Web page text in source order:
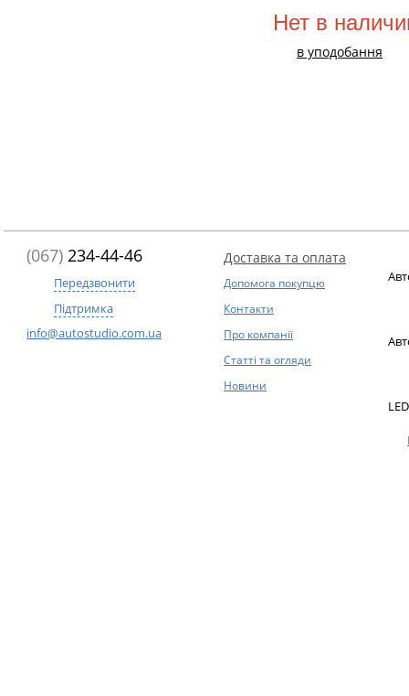
Нет в
в уподобання
(067) 234-44-46
Передзвонити
Підтримка
info@autostudio.com.ua
Доставка та оплата
Допомога покупцю
Контакти
Про компанії
Статті та огляди
Новини